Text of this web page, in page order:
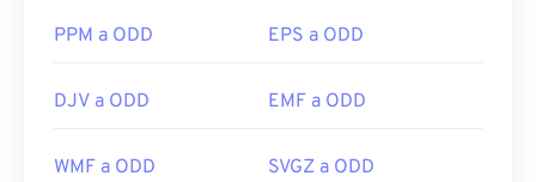
PPM a ODD EPS a ODD
DJV a ODD EMF a ODD
WMF a ODD SVGZ a ODD